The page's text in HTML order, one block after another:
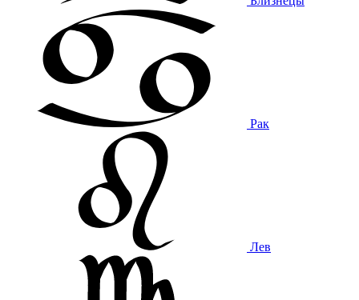
Рак
Лев